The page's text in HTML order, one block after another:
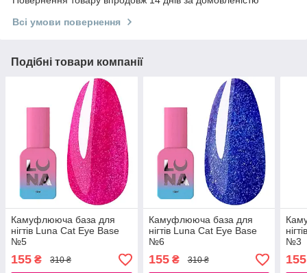
Всі умови повернення
Подібні товари компанії
Камуфлююча база для
нігтів Luna Cat Eye Base
№5
155 ₴ 310 ₴
Камуфлююча база для
нігтів Luna Cat Eye Base
№6
155₴ 310 ₴
№3
155